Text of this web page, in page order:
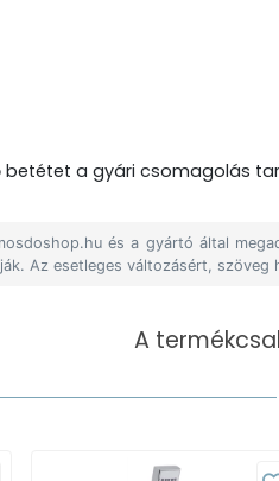
a gyári csomagolás
és a gyártó által
Az esetleges változásért,
A